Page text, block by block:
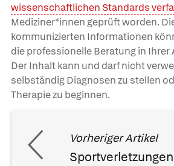
wissenschaftlichen Standards
Mediziner*innen geprüft worden.
kommunizierten Informationen
die professionelle Beratung in Ihrer
Der Inhalt kann und darf nicht
selbständig Diagnosen zu stellen
Therapie zu beginnen.
Vorheriger Artikel
Sportverletzungen